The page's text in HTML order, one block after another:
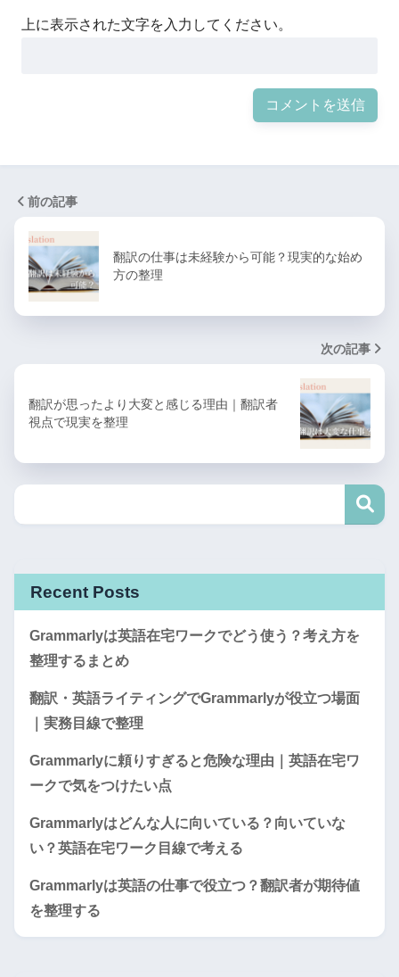
上に表示された文字を入力してください。
前の記事
翻訳の仕事は未経験から可能？現実的な始め
方の整理
次の記事
翻訳が思ったより大変と感じる理由｜翻訳者
視点で現実を整理
Recent Posts
Grammarlyは英語在宅ワークでどう使う？考え方を
整理するまとめ
翻訳・英語ライティングでGrammarlyが役立つ場面
｜実務目線で整理
Grammarlyに頼りすぎると危険な理由｜英語在宅ワ
ークで気をつけたい点
Grammarlyはどんな人に向いている？向いていな
い？英語在宅ワーク目線で考える
Grammarlyは英語の仕事で役立つ？翻訳者が期待値
を整理する